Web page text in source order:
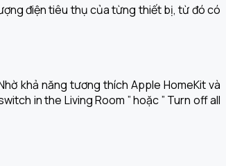
điện tiêu thụ của từng thiết bị, từ đó có
khả năng tương thích Apple HomeKit và
in the Living Room ” hoặc ” Turn off all